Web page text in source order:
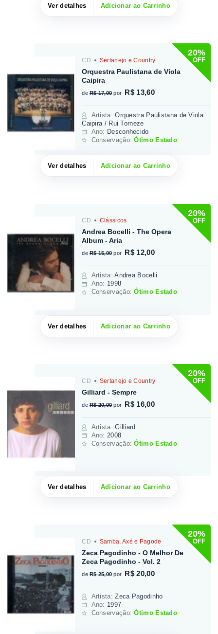
Ver detalhes Adicionar ao Carrinho
20%
OFF
CD Sertanejo e Country
Orquestra Paulistana de Viola
Caipira
de R$ 17,00 por R$ 13,60
Artista:Orquestra Paulistana de Viola
Caipira / Rui Torneze
Ano: Desconhecido
Conservação:Ótimo Estado
Ver detalhes Adicionar ao Carrinho
20%
OFF
CD Clássicos
Andrea Bocelli - The Opera
Album - Aria
de R$ 15,00 por R$ 12,00
Artista:Andrea Bocelli
Ano: 1998
Conservação:Ótimo Estado
Ver detalhes Adicionar ao Carrinho
20%
OFF
CD Sertanejo e Country
Gilliard - Sempre
de R$ 20,00 por R$ 16,00
Artista:Gilliard
Ano: 2008
Conservação:Ótimo Estado
Ver detalhes Adicionar ao Carrinho
20%
OFF
CD Samba, Axé e Pagode
Zeca Pagodinho - O Melhor De
Zeca Pagodinho - Vol. 2
de R$ 25,00 por R$ 20,00
Artista:Zeca Pagodinho
Ano: 1997
Conservação:Ótimo Estado